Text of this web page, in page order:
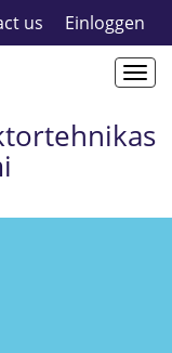
us Einloggen